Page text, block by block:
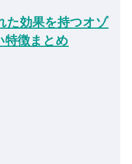
た効果を持つオゾ
特徴まとめ